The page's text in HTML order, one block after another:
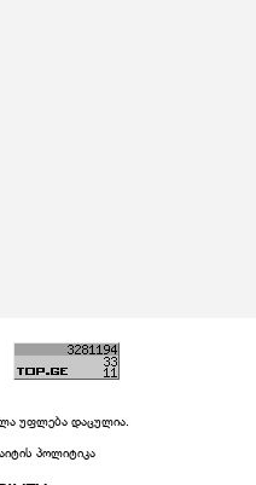
უფლება დაცულია.
პოლიტიკა